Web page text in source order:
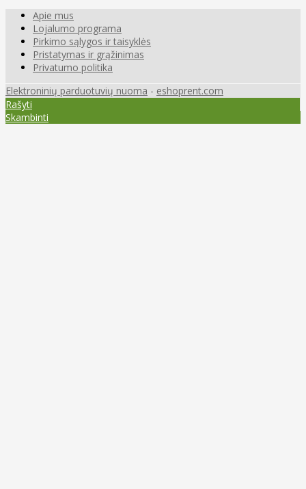
Apie mus
Lojalumo programa
Pirkimo sąlygos ir taisyklės
Pristatymas ir grąžinimas
Privatumo politika
Elektroninių parduotuvių nuoma - eshoprent.com
Rašyti
Skambinti